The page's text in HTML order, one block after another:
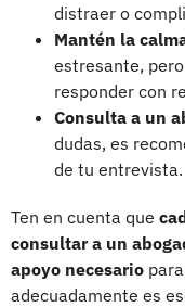
distraer o
Mantén la
estresante,
responder con
Consulta a un
dudas, es
de tu entrevista.
Ten en cuenta que
consultar a un
apoyo necesario
adecuadamente es